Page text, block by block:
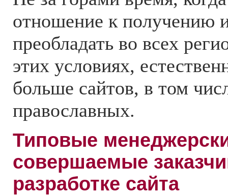
отношение к получению
преобладать во всех
этих условиях,
больше сайтов, в том
православных.
Типовые
совершаемые
разработке сайта